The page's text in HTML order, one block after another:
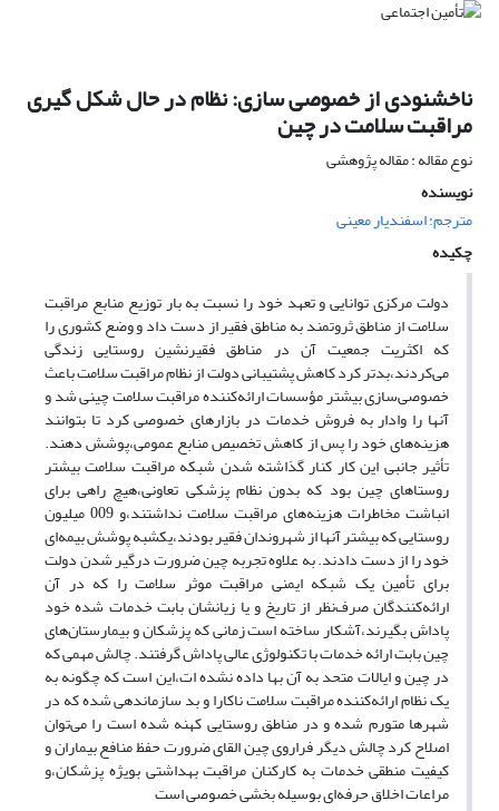
ناخشنودی از خصوصی سازی: نظام در حال شکل گیری
مراقبت سلامت در چین
نوع مقاله : مقاله پژوهشی
نویسنده
مترجم: اسفندیار معینی
چکیده
دولت مرکزی‌ توانایی و تعهد خود را نسبت به بار توزیع منابع مراقبت
سلامت از مناطق ثروتمند به‌ مناطق فقیر از دست داد و وضع کشوری را
که اکثریت جمعیت آن در مناطق فقیرنشین‌ روستایی زندگی
می‌کردند،بدتر کرد کاهش پشتیبانی دولت از نظام مراقبت سلامت باعث‌
خصوصی‌سازی بیشتر مؤسسات ارائه‌کننده مراقبت سلامت چینی شد و
آنها را وادار به‌ فروش خدمات در بازارهای خصوصی کرد تا بتوانند
هزینه‌های خود را پس از کاهش‌ تخصیص منابع عمومی،پوشش دهند.
تأثیر جانبی این کار کنار گذاشته شدن شبکه مراقبت سلامت بیشتر
روستاهای چین بود که بدون‌ نظام پزشکی تعاونی،هیچ راهی برای
انباشت مخاطرات هزینه‌های مراقبت سلامت‌ نداشتند،و 009 میلیون
روستایی که بیشتر آنها از شهروندان فقیر بودند،یکشبه پوشش‌ بیمه‌ای
خود را از دست دادند. به علاوه تجربه چین‌ ضرورت درگیر شدن دولت
برای تأمین یک شبکه ایمنی مراقبت موثر سلامت را که در آن‌
ارائه‌کنندگان صرف‌نظر از تاریخ و یا زیانشان بابت خدمات شده خود
پاداش بگیرند،آشکار ساخته است زمانی که پزشکان و بیمارستان‌های
چین بابت ارائه خدمات با تکنولوژی عالی‌ پاداش گرفتند. چالش مهمی که
در چین و ایالات متحد به آن بها داده نشده ات،این است که چگونه به
یک نظام ارائه‌کننده مراقبت‌ سلامت ناکارا و بد سازماندهی شده که در
شهرها متورم شده و در مناطق روستایی کهنه شده‌ است را می‌توان
اصلاح کرد چالش دیگر فراروی چین القای ضرورت حفظ منافع بیماران و
کیفیت منطقی خدمات به کارکنان مراقبت بهداشتی بویژه پزشکان،و
مراعات اخلاق حرفه‌ای‌ بوسیله بخشی خصوصی است